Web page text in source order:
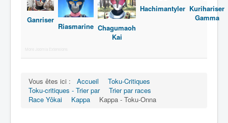
Ganriser
Riasmarine Chagumaoh
Kai
Hachimantyler Kurihariser
Gamma
More Joomla Extensions
Vous êtes ici : Accueil
Toku-Critiques
Toku-critiques - Trier par
Trier par races
Race Yôkai
Kappa Kappa - Toku-Onna